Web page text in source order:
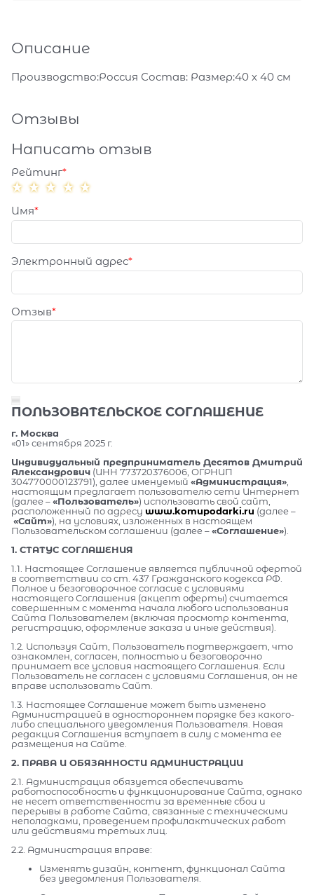
Описание
Производство:Россия Состав: Размер:40 х 40 см
Отзывы
Написать отзыв
Рейтинг
Имя
Электронный адрес
Отзыв
ПОЛЬЗОВАТЕЛЬСКОЕ СОГЛАШЕНИЕ
г. Москва
«01» сентября 2025 г.
Индивидуальный предприниматель Десятов Дмитрий
Александрович (ИНН 773720376006, ОГРНИП
304770000123791), далее именуемый «Администрация»,
настоящим предлагает пользователю сети Интернет
(далее –«Пользователь») использовать свой сайт,
расположенный по адресу www.komupodarki.ru (далее –
«Сайт»), на условиях, изложенных в настоящем
Пользовательском соглашении (далее –«Соглашение»).
1. СТАТУС СОГЛАШЕНИЯ
1.1. Настоящее Соглашение является публичной офертой
в соответствии со ст. 437 Гражданского кодекса РФ.
Полное и безоговорочное согласие с условиями
настоящего Соглашения (акцепт оферты) считается
совершенным с момента начала любого использования
Сайта Пользователем (включая просмотр контента,
регистрацию, оформление заказа и иные действия).
1.2. Используя Сайт, Пользователь подтверждает, что
ознакомлен, согласен, полностью и безоговорочно
принимает все условия настоящего Соглашения. Если
Пользователь не согласен с условиями Соглашения, он не
вправе использовать Сайт.
1.3. Настоящее Соглашение может быть изменено
Администрацией в одностороннем порядке без какого-
либо специального уведомления Пользователя. Новая
редакция Соглашения вступает в силу с момента ее
размещения на Сайте.
2. ПРАВА И ОБЯЗАННОСТИ АДМИНИСТРАЦИИ
2.1. Администрация обязуется обеспечивать
работоспособность и функционирование Сайта, однако
не несет ответственности за временные сбои и
перерывы в работе Сайта, связанные с техническими
неполадками, проведением профилактических работ
или действиями третьих лиц.
2.2. Администрация вправе:
Изменять дизайн, контент, функционал Сайта
без уведомления Пользователя.